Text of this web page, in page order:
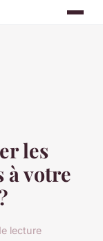
les
à votre
lecture